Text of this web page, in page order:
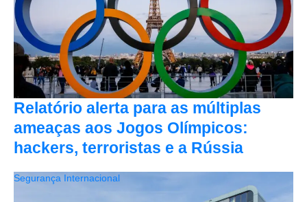
Relatório alerta para as múltiplas
ameaças aos Jogos Olímpicos:
hackers, terroristas e a Rússia
Segurança Internacional